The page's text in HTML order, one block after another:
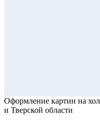
Оформление картин на
и Тверской области